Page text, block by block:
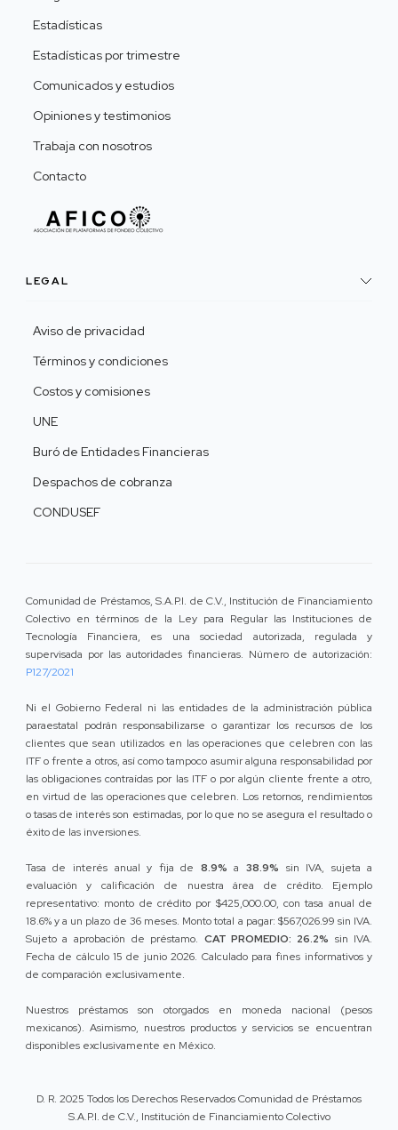
Estadísticas
Estadísticas por trimestre
Comunicados y estudios
Opiniones y testimonios
Trabaja con nosotros
Contacto
LEGAL
Aviso de privacidad
Términos y condiciones
Costos y comisiones
UNE
Buró de Entidades Financieras
Despachos de cobranza
CONDUSEF
Comunidad de Préstamos, S.A.P.I. de C.V., Institución de Financiamiento
Colectivo en términos de la Ley para Regular las Instituciones de
Tecnología Financiera, es una sociedad autorizada, regulada y
supervisada por las autoridades financieras. Número de autorización:
P127/2021
Ni el Gobierno Federal ni las entidades de la administración pública
paraestatal podrán responsabilizarse o garantizar los recursos de los
clientes que sean utilizados en las operaciones que celebren con las
ITF o frente a otros, así como tampoco asumir alguna responsabilidad por
las obligaciones contraídas por las ITF o por algún cliente frente a otro,
en virtud de las operaciones que celebren. Los retornos, rendimientos
o tasas de interés son estimadas, por lo que no se asegura el resultado o
éxito de las inversiones.
Tasa de interés anual y fija de 8.9% a 38.9% sin IVA, sujeta a
evaluación y calificación de nuestra área de crédito. Ejemplo
representativo: monto de crédito por $425,000.00, con tasa anual de
18.6% y a un plazo de 36 meses. Monto total a pagar: $567,026.99 sin IVA.
Sujeto a aprobación de préstamo. CAT PROMEDIO: 26.2% sin IVA.
Fecha de cálculo 15 de junio 2026. Calculado para fines informativos y
de comparación exclusivamente.
Nuestros préstamos son otorgados en moneda nacional (pesos
mexicanos). Asimismo, nuestros productos y servicios se encuentran
disponibles exclusivamente en México.
D. R. 2025 Todos los Derechos Reservados Comunidad de Préstamos
S.A.P.I. de C.V., Institución de Financiamiento Colectivo